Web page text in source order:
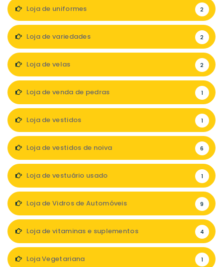
Loja de uniformes 2
Loja de variedades 2
Loja de velas 2
Loja de venda de pedras 1
Loja de vestidos 1
Loja de vestidos de noiva 6
Loja de vestuário usado 1
Loja de Vidros de Automóveis 9
Loja de vitaminas e suplementos 4
Loja Vegetariana 1